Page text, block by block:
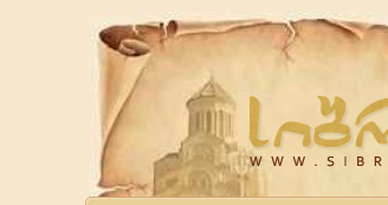
Website
Sibrdzne.ge